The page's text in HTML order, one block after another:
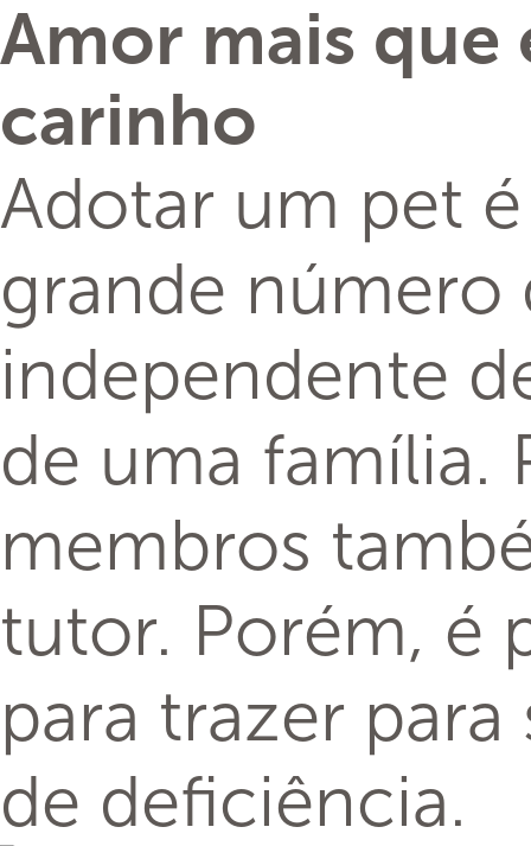
Amor mais
carinho
Adotar um pet
grande número
independente
de uma família.
membros
tutor. Porém, é
para trazer
de deficiência.